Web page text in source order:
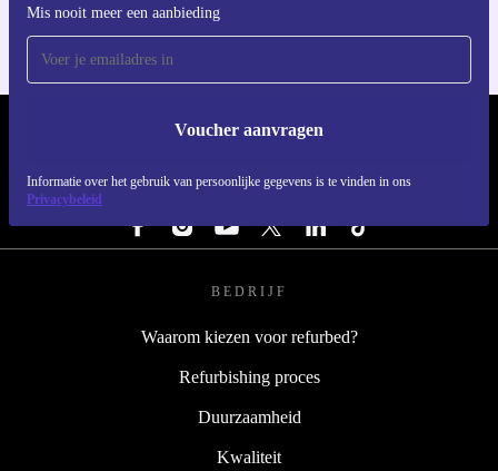
Mis nooit meer een aanbieding
Voucher aanvragen
Informatie over het gebruik van persoonlijke gegevens is te vinden in ons
Privacybeleid
REFURBED NEDERLAND - RETHINK NEW.
VOLG ONS
BEDRIJF
Waarom kiezen voor refurbed?
Refurbishing proces
Duurzaamheid
Kwaliteit